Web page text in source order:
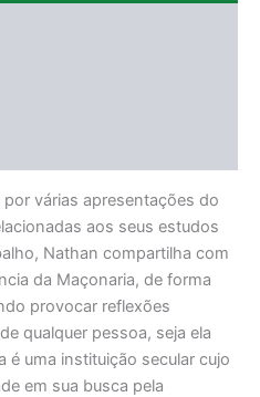
várias apresentações do
aos seus estudos
Nathan compartilha com
da Maçonaria, de forma
provocar reflexões
qualquer pessoa, seja ela
uma instituição secular cujo
em sua busca pela